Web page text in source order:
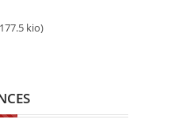
kio)